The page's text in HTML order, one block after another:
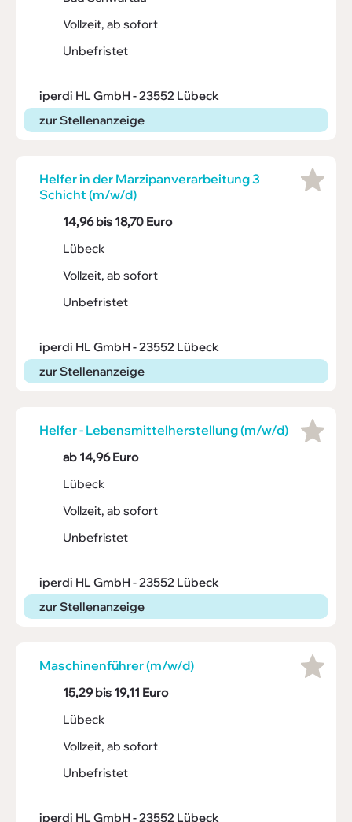
Vollzeit, ab sofort
Unbefristet
iperdi HL GmbH - 23552 Lübeck
zur Stellenanzeige
Helfer in der Marzi­pan­ver­ar­bei­tung 3
Schicht (m/w/d)
14,96 bis 18,70 Euro
Lübeck
Vollzeit, ab sofort
Unbefristet
iperdi HL GmbH - 23552 Lübeck
zur Stellenanzeige
Helfer - Lebens­mit­tel­her­stel­lung (m/w/d)
ab 14,96 Euro
Lübeck
Vollzeit, ab sofort
Unbefristet
iperdi HL GmbH - 23552 Lübeck
zur Stellenanzeige
Maschi­nen­führer (m/w/d)
15,29 bis 19,11 Euro
Lübeck
Vollzeit, ab sofort
Unbefristet
iperdi HL GmbH - 23552 Lübeck